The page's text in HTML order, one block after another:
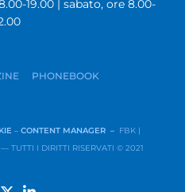
19.00 | sabato, ore 8.00-
PHONEBOOK
– CONTENT MANAGER – FBK |
TUTTI I DIRITTI RISERVATI © 2021